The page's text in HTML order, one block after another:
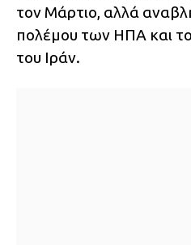
τον Μάρτιο, αλλά
πολέμου των ΗΠΑ και
του Ιράν.